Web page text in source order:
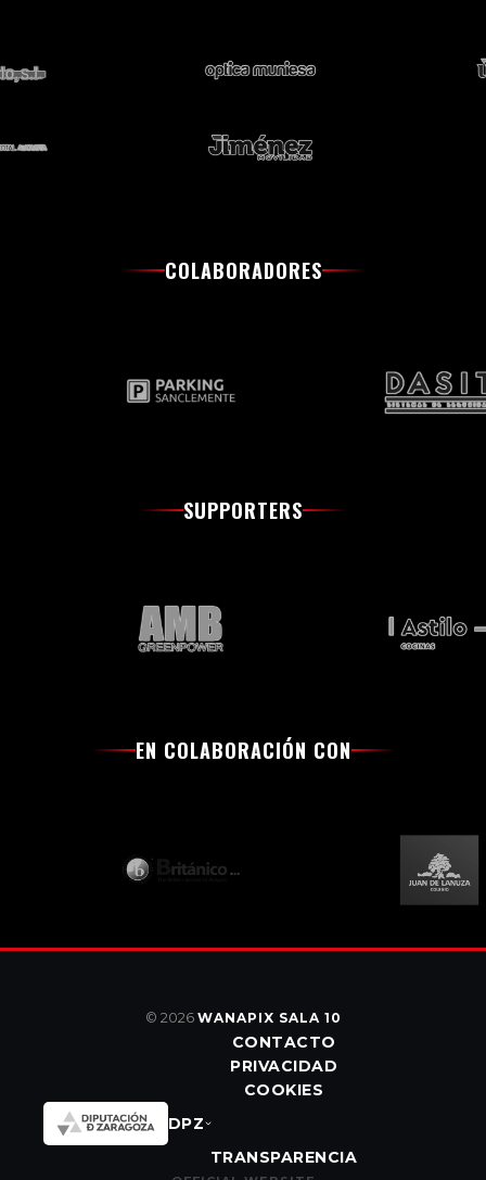
COLABORADORES
SUPPORTERS
EN COLABORACIÓN CON
© 2026 WANAPIX SALA 10
CONTACTO
PRIVACIDAD
COOKIES
DPZ
TRANSPARENCIA